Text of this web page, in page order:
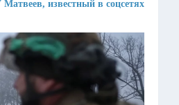
известный в соцсетях